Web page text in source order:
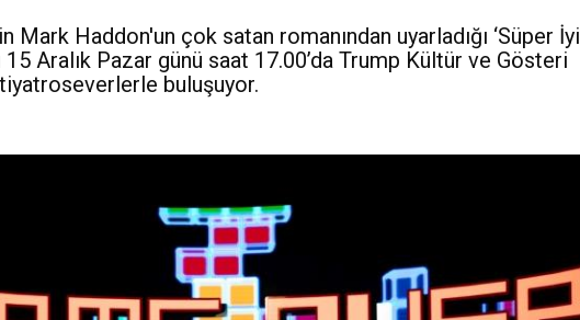
Mark Haddon'un çok satan romanından uyarladığı ‘Süper İyi
15 Aralık Pazar günü saat 17.00’da Trump Kültür ve Gösteri
buluşuyor.